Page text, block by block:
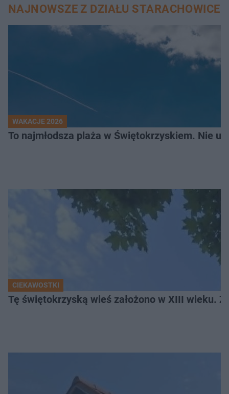
NAJNOWSZE Z DZIAŁU STARACHOWICE
WAKACJE 2026
To najmłodsza plaża w Świętokrzyskiem. Nie
CIEKAWOSTKI
Tę świętokrzyską wieś założono w XIII wieku.